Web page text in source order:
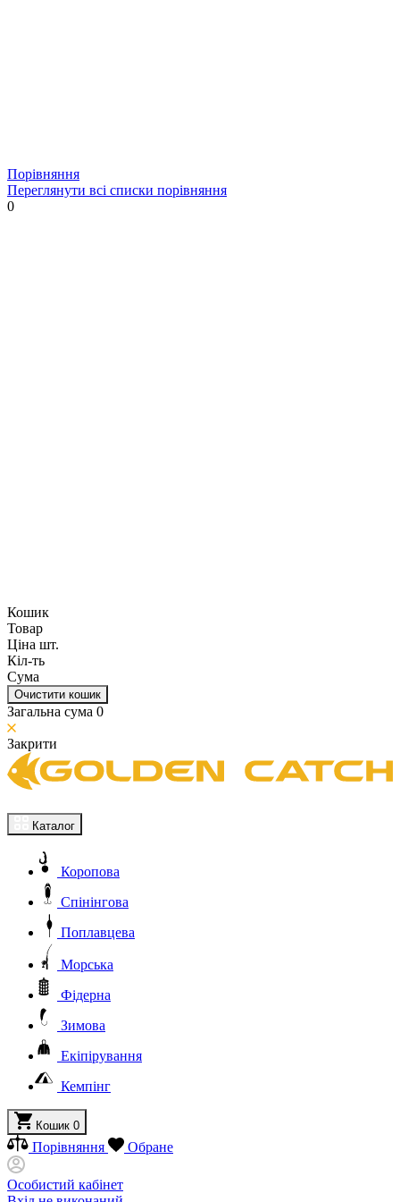
Порівняння
Переглянути всі списки порівняння
0
Кошик
Товар
Ціна шт.
Кіл-ть
Сума
Очистити кошик
Загальна сума 0
Закрити
Каталог
Коропова
Спінінгова
Поплавцева
Морська
Фідерна
Зимова
Екіпірування
Кемпінг
Кошик 0
Порівняння Обране
Особистий кабінет